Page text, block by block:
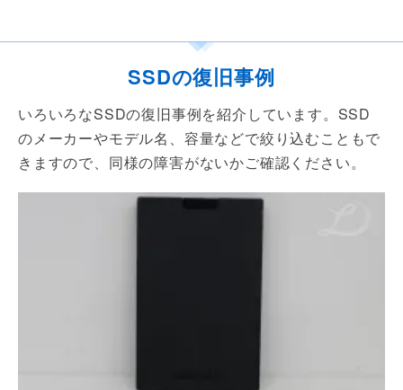
SSDの復旧事例
いろいろなSSDの復旧事例を紹介しています。SSD
のメーカーやモデル名、容量などで絞り込むこともで
きますので、同様の障害がないかご確認ください。